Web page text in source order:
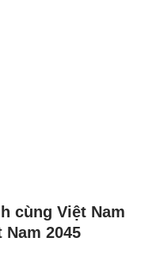
cùng Việt Nam
2045